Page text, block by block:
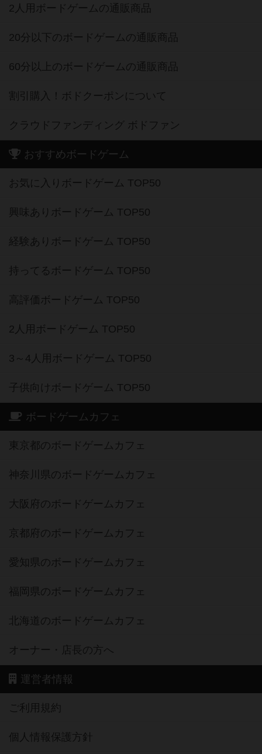
2人用ボードゲームの通販商品
20分以下のボードゲームの通販商品
60分以上のボードゲームの通販商品
割引購入！ボドクーポンについて
クラウドファンディング ボドファン
おすすめボードゲーム
お気に入りボードゲーム TOP50
興味ありボードゲーム TOP50
経験ありボードゲーム TOP50
持ってるボードゲーム TOP50
高評価ボードゲーム TOP50
2人用ボードゲーム TOP50
3～4人用ボードゲーム TOP50
子供向けボードゲーム TOP50
ボードゲームカフェ
東京都のボードゲームカフェ
神奈川県のボードゲームカフェ
大阪府のボードゲームカフェ
京都府のボードゲームカフェ
愛知県のボードゲームカフェ
福岡県のボードゲームカフェ
北海道のボードゲームカフェ
オーナー・店長の方へ
運営者情報
ご利用規約
個人情報保護方針